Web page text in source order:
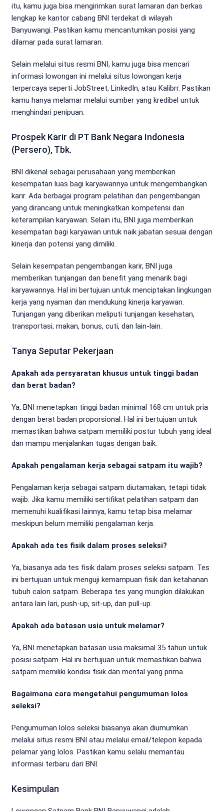
itu, kamu juga bisa mengirimkan surat lamaran dan berkas
lengkap ke kantor cabang BNI terdekat di wilayah
Banyuwangi. Pastikan kamu mencantumkan posisi yang
dilamar pada surat lamaran.
Selain melalui situs resmi BNI, kamu juga bisa mencari
informasi lowongan ini melalui situs lowongan kerja
terpercaya seperti JobStreet, LinkedIn, atau Kalibrr. Pastikan
kamu hanya melamar melalui sumber yang kredibel untuk
menghindari penipuan.
Prospek Karir di PT Bank Negara Indonesia
(Persero), Tbk.
BNI dikenal sebagai perusahaan yang memberikan
kesempatan luas bagi karyawannya untuk mengembangkan
karir. Ada berbagai program pelatihan dan pengembangan
yang dirancang untuk meningkatkan kompetensi dan
keterampilan karyawan. Selain itu, BNI juga memberikan
kesempatan bagi karyawan untuk naik jabatan sesuai dengan
kinerja dan potensi yang dimiliki.
Selain kesempatan pengembangan karir, BNI juga
memberikan tunjangan dan benefit yang menarik bagi
karyawannya. Hal ini bertujuan untuk menciptakan lingkungan
kerja yang nyaman dan mendukung kinerja karyawan.
Tunjangan yang diberikan meliputi tunjangan kesehatan,
transportasi, makan, bonus, cuti, dan lain-lain.
Tanya Seputar Pekerjaan
Apakah ada persyaratan khusus untuk tinggi badan
dan berat badan?
Ya, BNI menetapkan tinggi badan minimal 168 cm untuk pria
dengan berat badan proporsional. Hal ini bertujuan untuk
memastikan bahwa satpam memiliki postur tubuh yang ideal
dan mampu menjalankan tugas dengan baik.
Apakah pengalaman kerja sebagai satpam itu wajib?
Pengalaman kerja sebagai satpam diutamakan, tetapi tidak
wajib. Jika kamu memiliki sertifikat pelatihan satpam dan
memenuhi kualifikasi lainnya, kamu tetap bisa melamar
meskipun belum memiliki pengalaman kerja.
Apakah ada tes fisik dalam proses seleksi?
Ya, biasanya ada tes fisik dalam proses seleksi satpam. Tes
ini bertujuan untuk menguji kemampuan fisik dan ketahanan
tubuh calon satpam. Beberapa tes yang mungkin dilakukan
antara lain lari, push-up, sit-up, dan pull-up.
Apakah ada batasan usia untuk melamar?
Ya, BNI menetapkan batasan usia maksimal 35 tahun untuk
posisi satpam. Hal ini bertujuan untuk memastikan bahwa
satpam memiliki kondisi fisik dan mental yang prima.
Bagaimana cara mengetahui pengumuman lolos
seleksi?
Pengumuman lolos seleksi biasanya akan diumumkan
melalui situs resmi BNI atau melalui email/telepon kepada
pelamar yang lolos. Pastikan kamu selalu memantau
informasi terbaru dari BNI.
Kesimpulan